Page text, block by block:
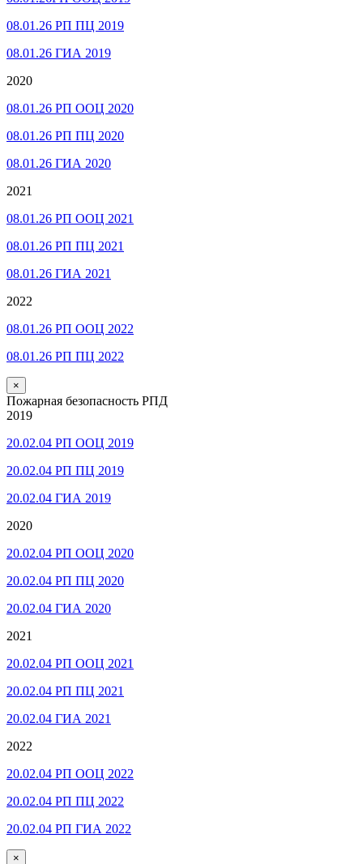
08.01.26 РП ПЦ 2019
08.01.26 ГИА 2019
2020
08.01.26 РП ООЦ 2020
08.01.26 РП ПЦ 2020
08.01.26 ГИА 2020
2021
08.01.26 РП ООЦ 2021
08.01.26 РП ПЦ 2021
08.01.26 ГИА 2021
2022
08.01.26 РП ООЦ 2022
08.01.26 РП ПЦ 2022
×
Пожарная безопасность РПД
2019
20.02.04 РП ООЦ 2019
20.02.04 РП ПЦ 2019
20.02.04 ГИА 2019
2020
20.02.04 РП ООЦ 2020
20.02.04 РП ПЦ 2020
20.02.04 ГИА 2020
2021
20.02.04 РП ООЦ 2021
20.02.04 РП ПЦ 2021
20.02.04 ГИА 2021
2022
20.02.04 РП ООЦ 2022
20.02.04 РП ПЦ 2022
20.02.04 РП ГИА 2022
×